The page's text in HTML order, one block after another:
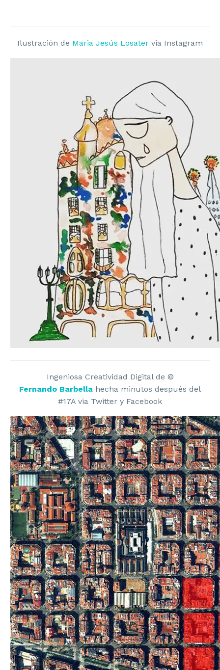
Ilustración de Maria Jesús Losater via Instagram
Ingeniosa Creatividad Digital de ©
Fernando Barbella hecha minutos después del
#17A via Twitter y Facebook